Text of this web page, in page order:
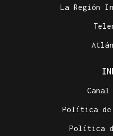
La Región
Política de
Política